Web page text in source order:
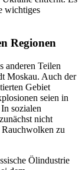
wichtiges
Regionen
anderen Teilen
Moskau. Auch der
Gebiet
seien in
sozialen
nicht
Rauchwolken zu
Ölindustrie